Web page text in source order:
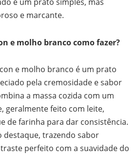
e marcante.
e molho branco como fazer?
e molho branco é um prato
pela cremosidade e sabor
a massa cozida com um
geralmente feito com leite,
de farinha para dar consistência.
destaque, trazendo sabor
perfeito com a suavidade do